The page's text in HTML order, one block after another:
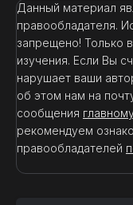
Данный материал
правообладателя.
запрещено! Только
изучения. Если Вы
нарушает ваши
об этом нам на
сообщения
рекомендуем
правообладателей